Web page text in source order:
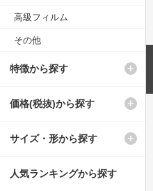
高級フィルム
その他
特徴から探す
価格(税抜)から探す
サイズ・形から探す
人気ランキングから探す